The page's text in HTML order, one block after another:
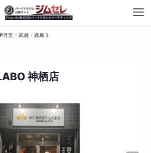
万里・武雄・鹿島
神栖店